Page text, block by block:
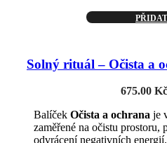
Solný rituál – Očista a
675.00 Kč
Balíček Očista a ochrana je
zaměřené na očistu prostoru,
odvrácení negativních